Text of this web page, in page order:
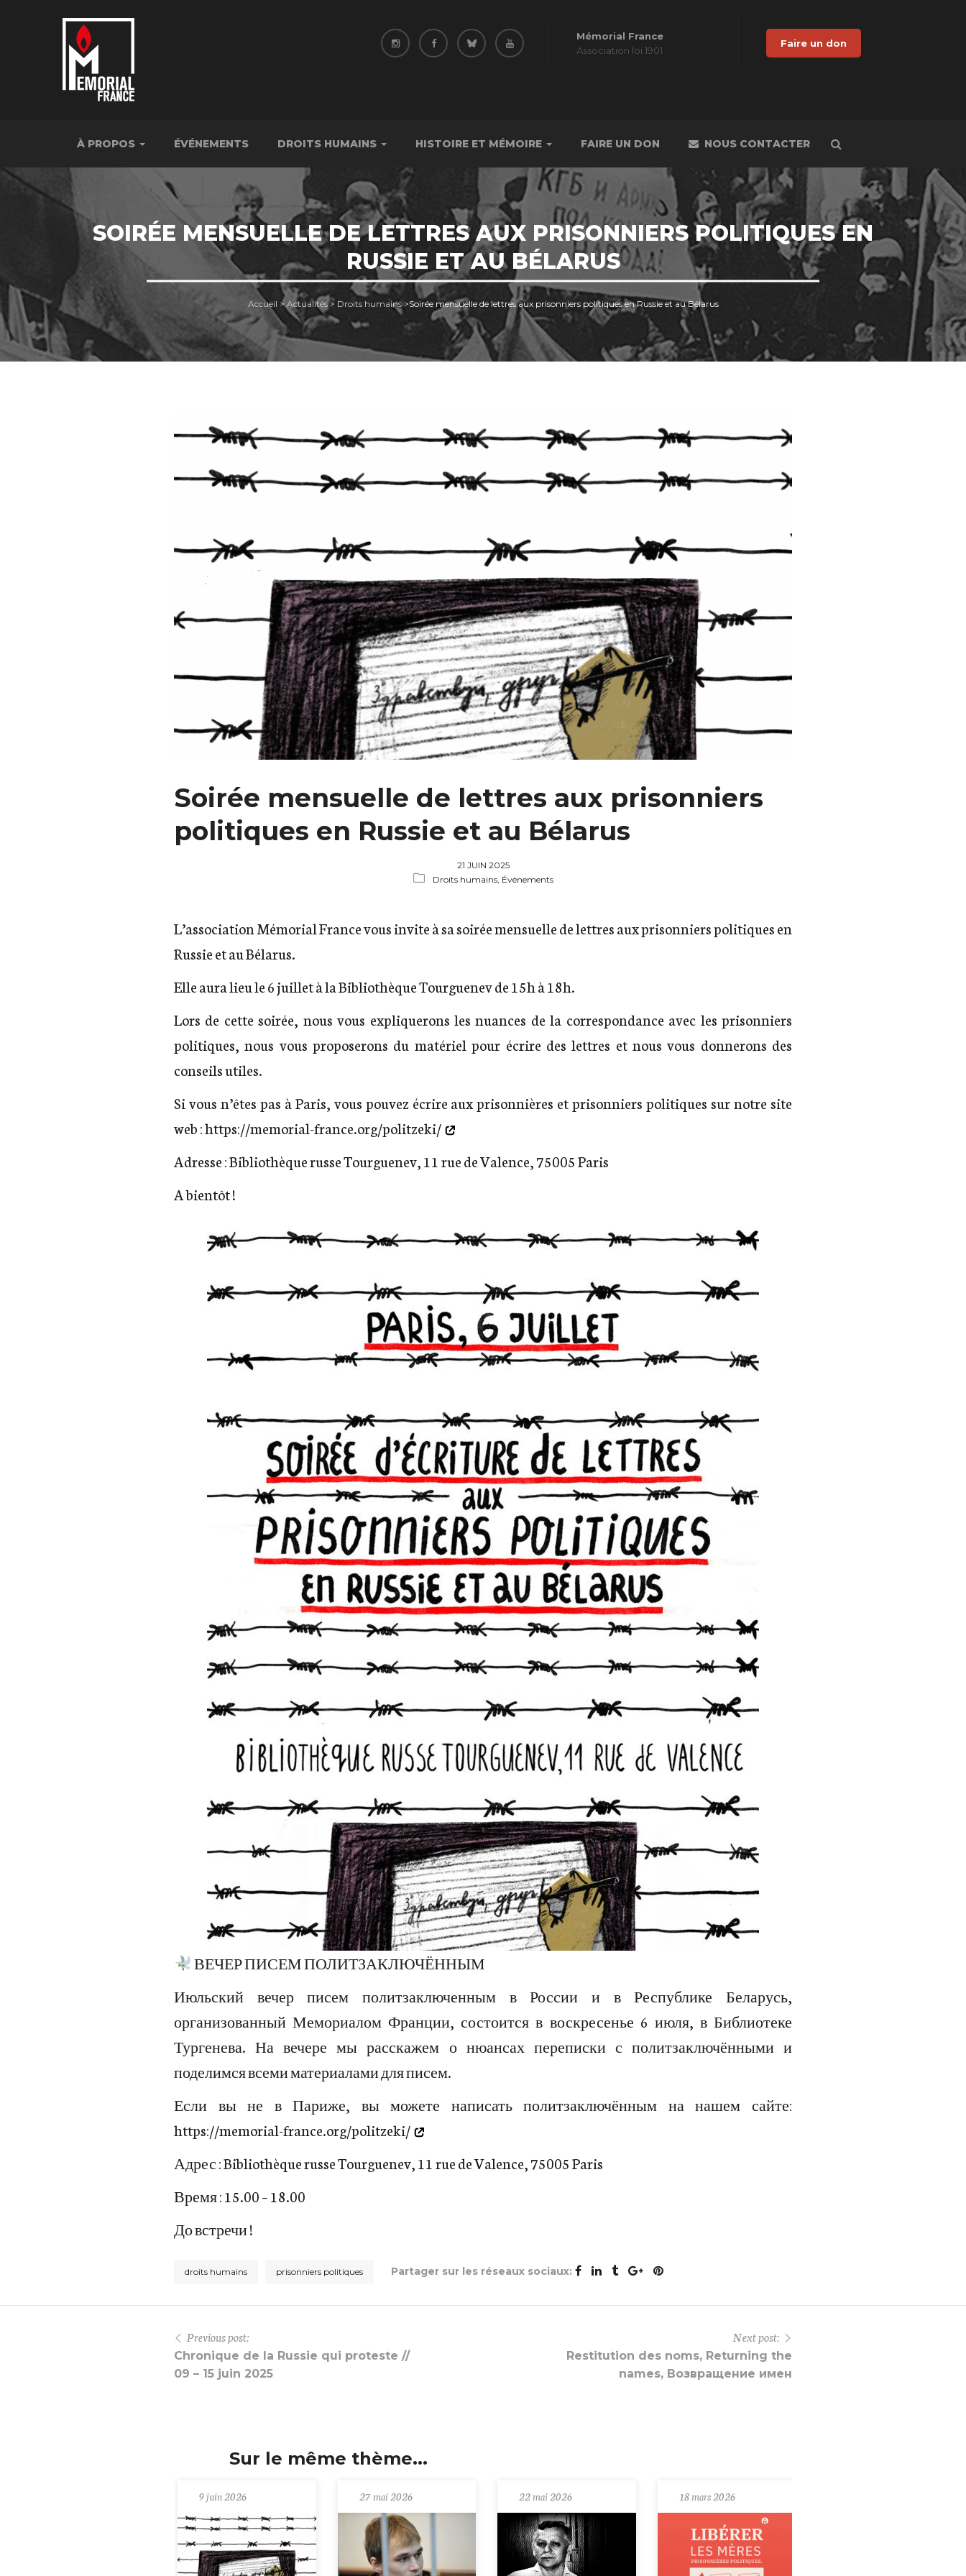
Mémorial France
Association loi 1901
Faire un don
À PROPOS ÉVÉNEMENTS DROITS HUMAINS HISTOIRE ET MÉMOIRE FAIRE UN DON NOUS CONTACTER
SOIRÉE MENSUELLE DE LETTRES AUX PRISONNIERS POLITIQUES EN
RUSSIE ET AU BÉLARUS
Accueil > Actualités> Droits humains>Soirée mensuelle de lettres aux prisonniers politiques en Russie et au Bélarus
Soirée mensuelle de lettres aux prisonniers
politiques en Russie et au Bélarus
21 JUIN 2025
Droits humains, Événements
L’association Mémorial France vous invite à sa soirée mensuelle de lettres aux prisonniers politiques en
Russie et au Bélarus.
Elle aura lieu le 6 juillet à la Bibliothèque Tourguenev de 15h à 18h.
Lors de cette soirée, nous vous expliquerons les nuances de la correspondance avec les prisonniers
politiques, nous vous proposerons du matériel pour écrire des lettres et nous vous donnerons des
conseils utiles.
Si vous n’êtes pas à Paris, vous pouvez écrire aux prisonnières et prisonniers politiques sur notre site
web :https://memorial-france.org/politzeki/
Adresse : Bibliothèque russe Tourguenev, 11 rue de Valence, 75005 Paris
A bientôt !
ВЕЧЕР ПИСЕМ ПОЛИТЗАКЛЮЧЁННЫМ
Июльский вечер писем политзаключенным в России и в Республике Беларусь,
организованный Мемориалом Франции, состоится в воскресенье 6 июля, в Библиотеке
Тургенева. На вечере мы расскажем о нюансах переписки с политзаключёнными и
поделимся всеми материалами для писем.
Если вы не в Париже, вы можете написать политзаключённым на нашем сайте:
https://memorial-france.org/politzeki/
Адрес : Bibliothèque russe Tourguenev, 11 rue de Valence, 75005 Paris
Время : 15.00 – 18.00
До встречи !
droits humains prisonniers politiques Partager sur les réseaux sociaux:
Previous post:
Chronique de la Russie qui proteste //
09 – 15 juin 2025
Next post:
Restitution des noms, Returning the
names, Возвращение имен
Sur le même thème...
9 juin 2026 27 mai 2026 22 mai 2026 18 mars 2026